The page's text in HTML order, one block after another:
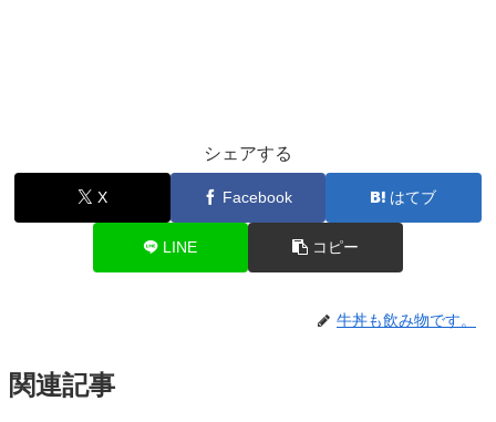
シェアする
X Facebook はてブ
LINE コピー
牛丼も飲み物です。
関連記事